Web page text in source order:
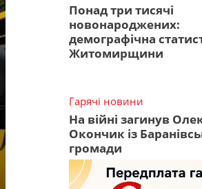
Понад три тисячі
новонароджених:
демографічна
Житомирщини
Гарячі новини
На війні загинув
Окончик із
громади